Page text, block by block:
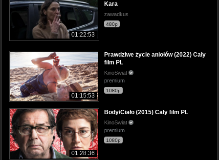
01:22:53
Kara
zawadkus
480p
01:15:53
Prawdziwe życie aniołów (2022) Cały
film PL
KinoSwiat
premium
1080p
01:28:36
Body/Ciało (2015) Cały film PL
KinoSwiat
premium
1080p